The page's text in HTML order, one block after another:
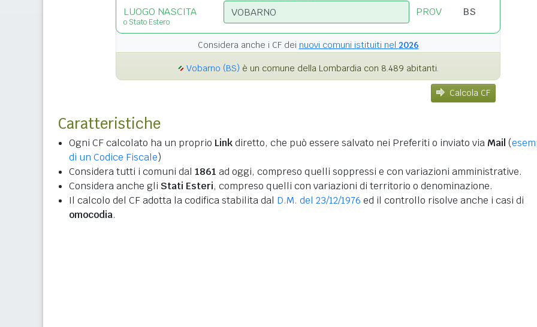
LUOGO NASCITA
o Stato Estero
PROV
Considera anche i CF dei nuovi comuni istituiti nel 2026
Vobarno (BS) è un comune della Lombardia con 8.489 abitanti.
Calcola CF
Caratteristiche
Ogni CF calcolato ha un proprio Linkdiretto, che può essere salvato nei Preferiti o inviato via Mail (
di un Codice Fiscale)
Considera tutti i comuni dal 1861 ad oggi, compreso quelli soppressi e con variazioni amministrative.
Considera anche gli Stati Esteri, compreso quelli con variazioni di territorio o denominazione.
Il calcolo del CF adotta la codifica stabilita dal D.M. del 23/12/1976 ed il controllo risolve anche i casi di
omocodia.